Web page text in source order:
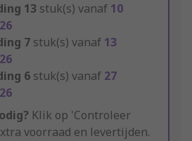
13 stuk(s) vanaf 10
7 stuk(s) vanaf 13
6 stuk(s) vanaf 27
Klik op 'Controleer
voorraad en levertijden.